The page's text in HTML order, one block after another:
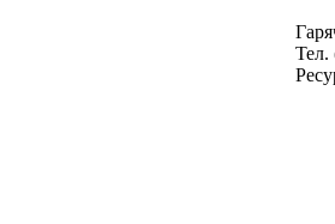
Тел.